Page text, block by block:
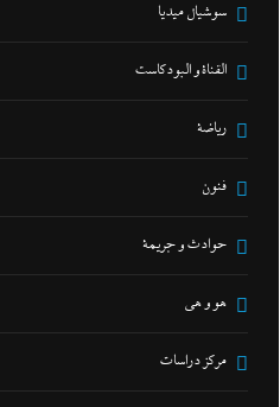
سوشيال ميديا
القناة و البودكاست
رياضة
فنون
حوادث و جريمة
هو و هي
مركز دراسات